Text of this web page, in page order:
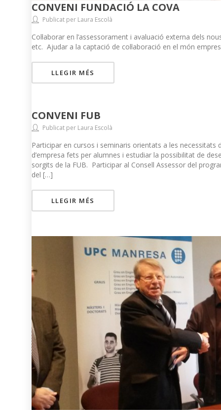
CONVENI FUNDACIÓ LA COVA
Publicat per Laura Escolà
Col·laborar en l’assessorament i avaluació externa dels
etc. Ajudar a la captació de col·laboració en el món
LLEGIR MÉS
CONVENI FUB
Publicat per Laura Escolà
Participar en cursos i seminaris orientats a les necessitats
d’empresa fets per alumnes i estudiar la possibilitat de
sorgits de la FUB. Participar al Consell Assessor del
del […]
LLEGIR MÉS